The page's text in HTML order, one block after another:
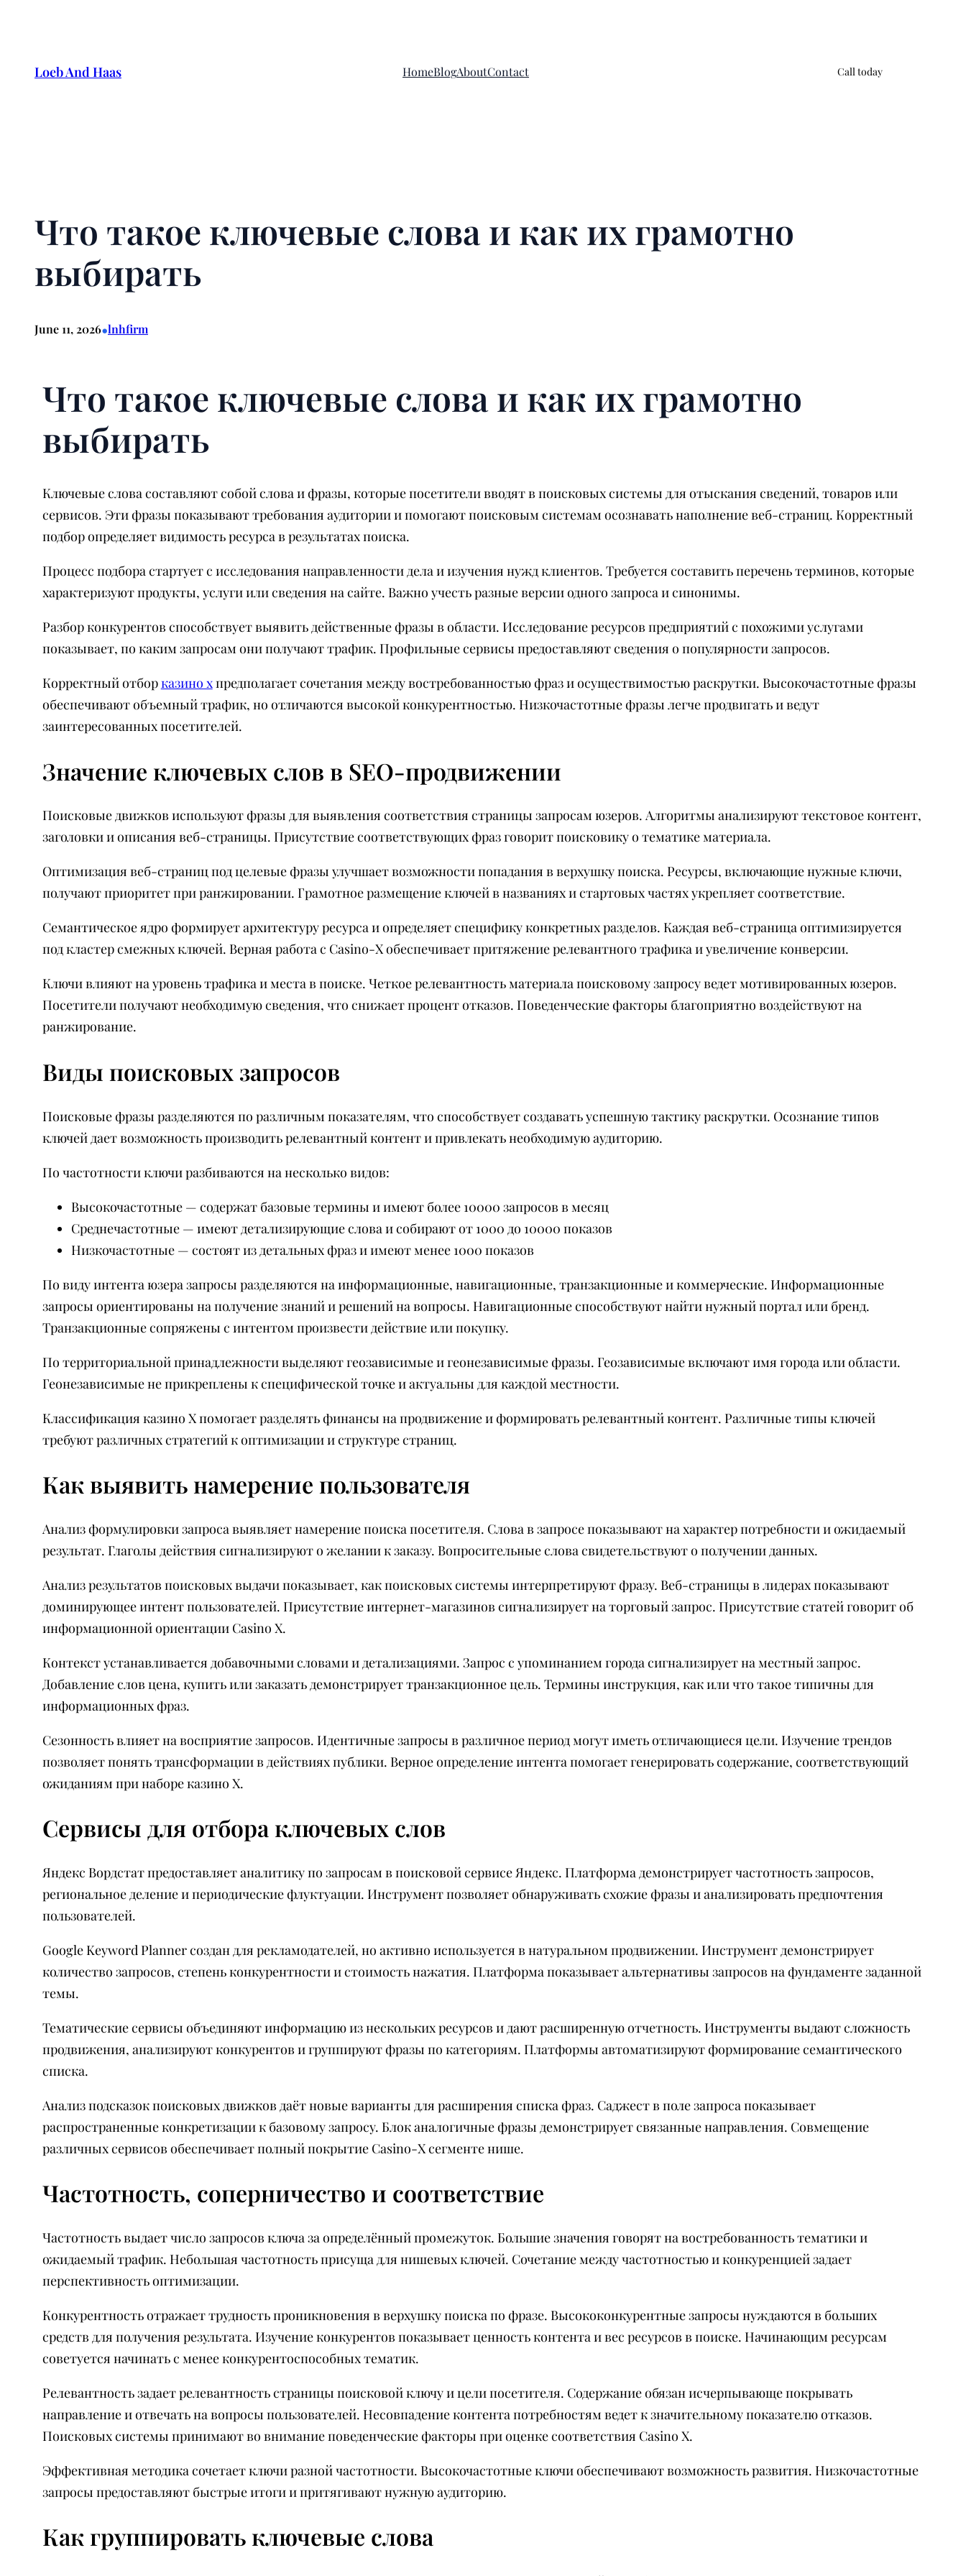
Loeb And Haas HomeBlogAboutContact Call today
Что такое ключевые слова и как их грамотно
выбирать
June 11, 2026•lnhfirm
Что такое ключевые слова и как их грамотно
выбирать
Ключевые слова составляют собой слова и фразы, которые посетители вводят в поисковых системы для отыскания сведений, товаров или
сервисов. Эти фразы показывают требования аудитории и помогают поисковым системам осознавать наполнение веб-страниц. Корректный
подбор определяет видимость ресурса в результатах поиска.
Процесс подбора стартует с исследования направленности дела и изучения нужд клиентов. Требуется составить перечень терминов, которые
характеризуют продукты, услуги или сведения на сайте. Важно учесть разные версии одного запроса и синонимы.
Разбор конкурентов способствует выявить действенные фразы в области. Исследование ресурсов предприятий с похожими услугами
показывает, по каким запросам они получают трафик. Профильные сервисы предоставляют сведения о популярности запросов.
Корректный отборказино хпредполагает сочетания между востребованностью фраз и осуществимостью раскрутки. Высокочастотные фразы
обеспечивают объемный трафик, но отличаются высокой конкурентностью. Низкочастотные фразы легче продвигать и ведут
заинтересованных посетителей.
Значение ключевых слов в SEO-продвижении
Поисковые движков используют фразы для выявления соответствия страницы запросам юзеров. Алгоритмы анализируют текстовое контент,
заголовки и описания веб-страницы. Присутствие соответствующих фраз говорит поисковику о тематике материала.
Оптимизация веб-страниц под целевые фразы улучшает возможности попадания в верхушку поиска. Ресурсы, включающие нужные ключи,
получают приоритет при ранжировании. Грамотное размещение ключей в названиях и стартовых частях укрепляет соответствие.
Семантическое ядро формирует архитектуру ресурса и определяет специфику конкретных разделов. Каждая веб-страница оптимизируется
под кластер смежных ключей. Верная работа с Casino-X обеспечивает притяжение релевантного трафика и увеличение конверсии.
Ключи влияют на уровень трафика и места в поиске. Четкое релевантность материала поисковому запросу ведет мотивированных юзеров.
Посетители получают необходимую сведения, что снижает процент отказов. Поведенческие факторы благоприятно воздействуют на
ранжирование.
Виды поисковых запросов
Поисковые фразы разделяются по различным показателям, что способствует создавать успешную тактику раскрутки. Осознание типов
ключей дает возможность производить релевантный контент и привлекать необходимую аудиторию.
По частотности ключи разбиваются на несколько видов:
Высокочастотные — содержат базовые термины и имеют более 10000 запросов в месяц
Среднечастотные — имеют детализирующие слова и собирают от 1000 до 10000 показов
Низкочастотные — состоят из детальных фраз и имеют менее 1000 показов
По виду интента юзера запросы разделяются на информационные, навигационные, транзакционные и коммерческие. Информационные
запросы ориентированы на получение знаний и решений на вопросы. Навигационные способствуют найти нужный портал или бренд.
Транзакционные сопряжены с интентом произвести действие или покупку.
По территориальной принадлежности выделяют геозависимые и геонезависимые фразы. Геозависимые включают имя города или области.
Геонезависимые не прикреплены к специфической точке и актуальны для каждой местности.
Классификация казино Х помогает разделять финансы на продвижение и формировать релевантный контент. Различные типы ключей
требуют различных стратегий к оптимизации и структуре страниц.
Как выявить намерение пользователя
Анализ формулировки запроса выявляет намерение поиска посетителя. Слова в запросе показывают на характер потребности и ожидаемый
результат. Глаголы действия сигнализируют о желании к заказу. Вопросительные слова свидетельствуют о получении данных.
Анализ результатов поисковых выдачи показывает, как поисковых системы интерпретируют фразу. Веб-страницы в лидерах показывают
доминирующее интент пользователей. Присутствие интернет-магазинов сигнализирует на торговый запрос. Присутствие статей говорит об
информационной ориентации Casino X.
Контекст устанавливается добавочными словами и детализациями. Запрос с упоминанием города сигнализирует на местный запрос.
Добавление слов цена, купить или заказать демонстрирует транзакционное цель. Термины инструкция, как или что такое типичны для
информационных фраз.
Сезонность влияет на восприятие запросов. Идентичные запросы в различное период могут иметь отличающиеся цели. Изучение трендов
позволяет понять трансформации в действиях публики. Верное определение интента помогает генерировать содержание, соответствующий
ожиданиям при наборе казино Х.
Сервисы для отбора ключевых слов
Яндекс Вордстат предоставляет аналитику по запросам в поисковой сервисе Яндекс. Платформа демонстрирует частотность запросов,
региональное деление и периодические флуктуации. Инструмент позволяет обнаруживать схожие фразы и анализировать предпочтения
пользователей.
Google Keyword Planner создан для рекламодателей, но активно используется в натуральном продвижении. Инструмент демонстрирует
количество запросов, степень конкурентности и стоимость нажатия. Платформа показывает альтернативы запросов на фундаменте заданной
темы.
Тематические сервисы объединяют информацию из нескольких ресурсов и дают расширенную отчетность. Инструменты выдают сложность
продвижения, анализируют конкурентов и группируют фразы по категориям. Платформы автоматизируют формирование семантического
списка.
Анализ подсказок поисковых движков даёт новые варианты для расширения списка фраз. Саджест в поле запроса показывает
распространенные конкретизации к базовому запросу. Блок аналогичные фразы демонстрирует связанные направления. Совмещение
различных сервисов обеспечивает полный покрытие Casino-X сегменте нише.
Частотность, соперничество и соответствие
Частотность выдает число запросов ключа за определённый промежуток. Большие значения говорят на востребованность тематики и
ожидаемый трафик. Небольшая частотность присуща для нишевых ключей. Сочетание между частотностью и конкуренцией задает
перспективность оптимизации.
Конкурентность отражает трудность проникновения в верхушку поиска по фразе. Высококонкурентные запросы нуждаются в больших
средств для получения результата. Изучение конкурентов показывает ценность контента и вес ресурсов в поиске. Начинающим ресурсам
советуется начинать с менее конкурентоспособных тематик.
Релевантность задает релевантность страницы поисковой ключу и цели посетителя. Содержание обязан исчерпывающе покрывать
направление и отвечать на вопросы пользователей. Несовпадение контента потребностям ведет к значительному показателю отказов.
Поисковых системы принимают во внимание поведенческие факторы при оценке соответствия Casino X.
Эффективная методика сочетает ключи разной частотности. Высокочастотные ключи обеспечивают возможность развития. Низкочастотные
запросы предоставляют быстрые итоги и притягивают нужную аудиторию.
Как группировать ключевые слова